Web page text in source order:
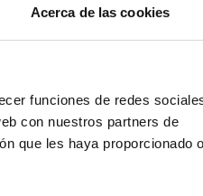
Acerca de las cookies
funciones de redes
con nuestros partners de
que les haya proporcionado o